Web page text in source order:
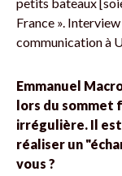
France ».
communication à
Emmanuel
lors du sommet
irrégulière. Il
réaliser un
vous ?